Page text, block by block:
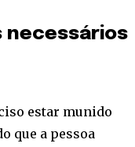
necessários
estar munido
que a pessoa